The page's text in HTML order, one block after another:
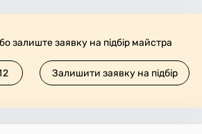
залиште заявку на підбір майстра
Залишити заявку на підбір